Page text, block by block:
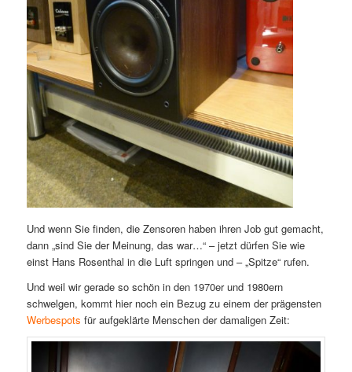
Und wenn Sie finden, die Zensoren haben ihren Job gut gemacht,
dann „sind Sie der Meinung, das war…“ – jetzt dürfen Sie wie
einst Hans Rosenthal in die Luft springen und – „Spitze“ rufen.
Und weil wir gerade so schön in den 1970er und 1980ern
schwelgen, kommt hier noch ein Bezug zu einem der prägensten
Werbespots für aufgeklärte Menschen der damaligen Zeit: